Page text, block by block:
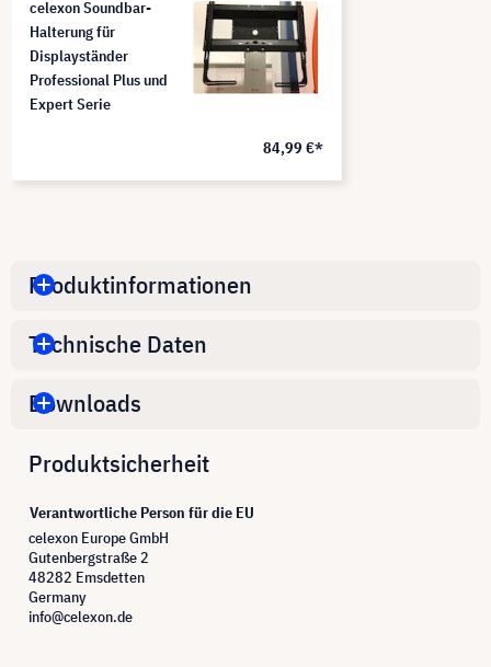
celexon Soundbar-
Halterung für
Displayständer
Professional Plus und
Expert Serie
84,99 €*
Produktinformationen
Technische Daten
Downloads
Produktsicherheit
Verantwortliche Person für die EU
celexon Europe GmbH
Gutenbergstraße 2
48282 Emsdetten
Germany
info@celexon.de